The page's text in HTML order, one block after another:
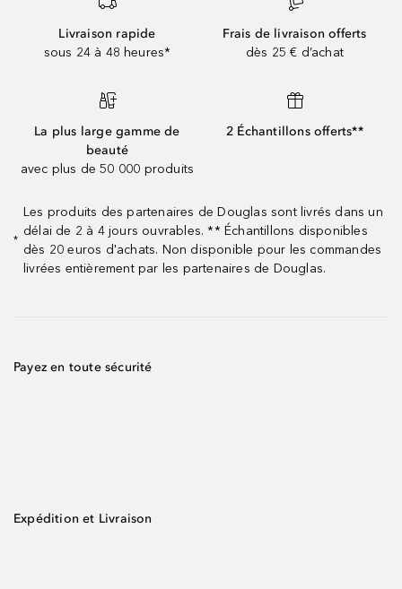
Livraison rapide
sous 24 à 48 heures*
Frais de livraison offerts
dès 25 € d’achat
La plus large gamme de
beauté
avec plus de 50 000 produits
2 Échantillons offerts**
*
Les produits des partenaires de Douglas sont livrés dans un
délai de 2 à 4 jours ouvrables. ** Échantillons disponibles
dès 20 euros d'achats. Non disponible pour les commandes
livrées entièrement par les partenaires de Douglas.
Payez en toute sécurité
Expédition et Livraison